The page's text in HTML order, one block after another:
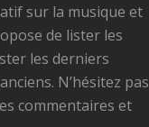
sur la musique et
de lister les
les derniers
N’hésitez pas
commentaires et